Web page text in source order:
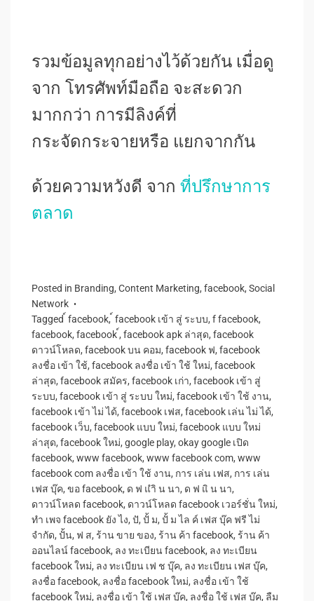
รวมข้อมูลทุกอย่างไว้ด้วยกัน เมื่อดู
จาก โทรศัพท์มือถือ จะสะดวก
มากกว่า การมีลิงค์ที่
กระจัดกระจายหรือ แยกจากกัน
ด้วยความหวังดี จาก ที่ปรึกษาการ
ตลาด
Posted in Branding, Content Marketing, facebook, Social
Network
Tagged ์ facebook, ์ facebook เข้า สู่ ระบบ, f facebook,
facebook, facebook ์, facebook apk ล่าสุด, facebook
ดาวน์โหลด, facebook บน คอม, facebook ฟ, facebook
ลงชื่อ เข้า ใช้, facebook ลงชื่อ เข้า ใช้ ใหม่, facebook
ล่าสุด, facebook สมัคร, facebook เก่า, facebook เข้า สู่
ระบบ, facebook เข้า สู่ ระบบ ใหม่, facebook เข้า ใช้ งาน,
facebook เข้า ไม่ ได้, facebook เฟส, facebook เล่น ไม่ ได้,
facebook เว็บ, facebook แบบ ใหม่, facebook แบบ ใหม่
ล่าสุด, facebook ใหม่, google play, okay google เปิด
facebook, www facebook, www facebook com, www
facebook com ลงชื่อ เข้า ใช้ งาน, การ เล่น เฟส, การ เล่น
เฟส บุ๊ค, ขอ facebook, ด ฟ แําิ น นา, ด ฟ แิ น นา,
ดาวน์โหลด facebook, ดาวน์โหลด facebook เวอร์ชั่น ใหม่,
ทำ เพจ facebook ยัง ไง, ปั, ปั้ ม, ปั้ ม ไล ค์ เฟส บุ๊ค ฟรี ไม่
จำกัด, ปั้น, ฟ ส, ร้าน ขาย ของ, ร้าน ค้า facebook, ร้าน ค้า
ออนไลน์ facebook, ลง ทะเบียน facebook, ลง ทะเบียน
facebook ใหม่, ลง ทะเบียน เฟ ช บุ๊ค, ลง ทะเบียน เฟส บุ๊ค,
ลงชื่อ facebook, ลงชื่อ facebook ใหม่, ลงชื่อ เข้า ใช้
facebook ใหม่, ลงชื่อ เข้า ใช้ เฟส บุ๊ค, ลงชื่อ ใช้ เฟส บุ๊ค, ลืม